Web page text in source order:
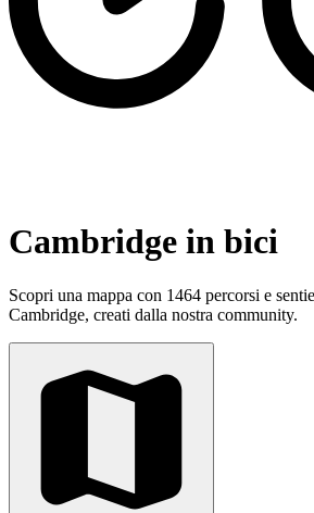
Cambridge in bici
Scopri una mappa con 1464 percorsi e
Cambridge, creati dalla nostra community.